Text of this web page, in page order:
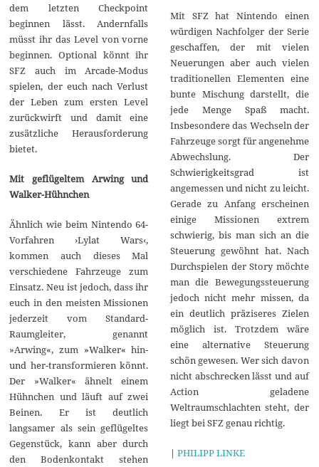
dem letzten Checkpoint
beginnen lässt. Andernfalls
müsst ihr das Level von vorne
beginnen. Optional könnt ihr
SFZ auch im Arcade-Modus
spielen, der euch nach Verlust
der Leben zum ersten Level
zurückwirft und damit eine
zusätzliche Herausforderung
bietet.
Mit geflügeltem Arwing und
Walker-Hühnchen
Ähnlich wie beim Nintendo 64-
Vorfahren ›Lylat Wars‹,
kommen auch dieses Mal
verschiedene Fahrzeuge zum
Einsatz. Neu ist jedoch, dass ihr
euch in den meisten Missionen
jederzeit vom Standard-
Raumgleiter, genannt
»Arwing«, zum »Walker« hin-
und her-transformieren könnt.
Der »Walker« ähnelt einem
Hühnchen und läuft auf zwei
Beinen. Er ist deutlich
langsamer als sein geflügeltes
Gegenstück, kann aber durch
den Bodenkontakt stehen
Mit SFZ hat Nintendo einen
würdigen Nachfolger der Serie
geschaffen, der mit vielen
Neuerungen aber auch vielen
traditionellen Elementen eine
bunte Mischung darstellt, die
jede Menge Spaß macht.
Insbesondere das Wechseln der
Fahrzeuge sorgt für angenehme
Abwechslung. Der
Schwierigkeitsgrad ist
angemessen und nicht zu leicht.
Gerade zu Anfang erscheinen
einige Missionen extrem
schwierig, bis man sich an die
Steuerung gewöhnt hat. Nach
Durchspielen der Story möchte
man die Bewegungssteuerung
jedoch nicht mehr missen, da
ein deutlich präziseres Zielen
möglich ist. Trotzdem wäre
eine alternative Steuerung
schön gewesen. Wer sich davon
nicht abschrecken lässt und auf
Action geladene
Weltraumschlachten steht, der
liegt bei SFZ genau richtig.
| PHILIPP LINKE